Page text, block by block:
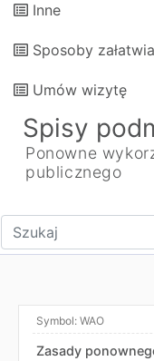
Inne
Sposoby
Umów wizytę
Spisy
Ponowne
publicznego
Wpisz tekst do
Symbol: WAO
Zasady